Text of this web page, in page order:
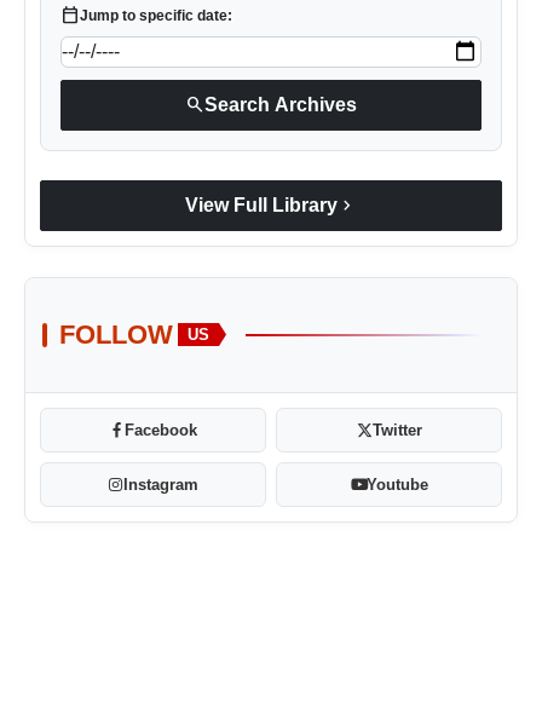
calendar_todayJump to specific date:
searchSearch Archives
View Full Library chevron_right
FOLLOW US
Facebook Twitter
Instagram Youtube